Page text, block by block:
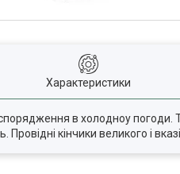
Характеристики
в холодноу погоди.
кінчики великого і